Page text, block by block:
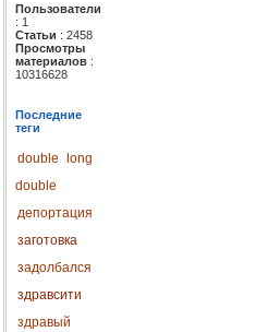
Пользователи
: 1
Статьи : 2458
Просмотры
материалов :
10316628
Последние
теги
double
long
double
депортация
заготовка
задолбался
здравсити
здравый